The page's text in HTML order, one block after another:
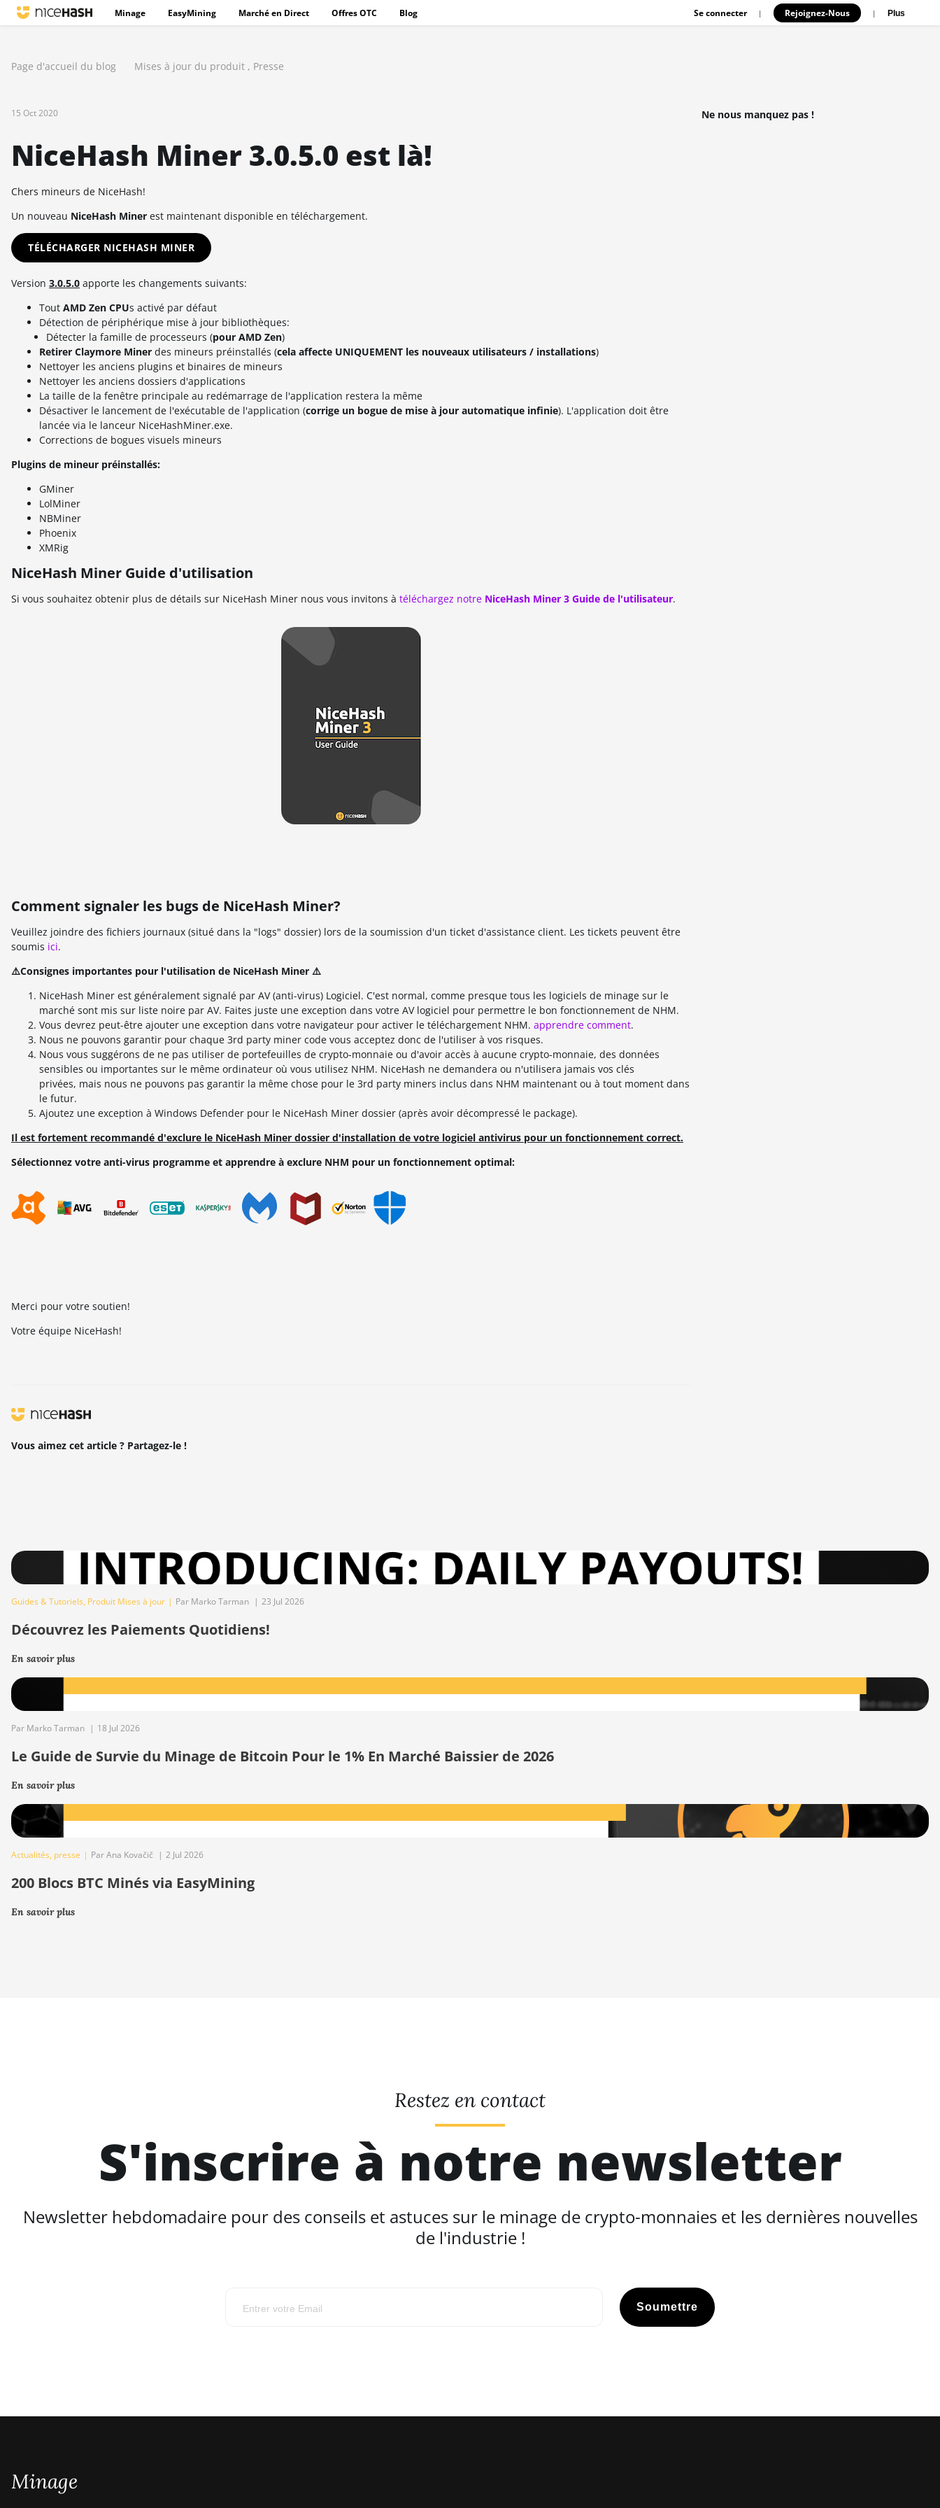
Minage EasyMining Marché en Direct Offres OTC Blog Se connecter | Rejoignez-Nous | Plus
Page d'accueil du blog Mises à jour du produit , Presse
15 Oct 2020
NiceHash Miner 3.0.5.0 est là!
Chers mineurs de NiceHash!
Un nouveau NiceHash Miner est maintenant disponible en téléchargement.
TÉLÉCHARGER NICEHASH MINER
Version 3.0.5.0 apporte les changements suivants:
Tout AMD Zen CPUs activé par défaut
Détection de périphérique mise à jour bibliothèques:
Détecter la famille de processeurs (pour AMD Zen)
Retirer Claymore Miner des mineurs préinstallés (cela affecte UNIQUEMENT les nouveaux utilisateurs / installations)
Nettoyer les anciens plugins et binaires de mineurs
Nettoyer les anciens dossiers d'applications
La taille de la fenêtre principale au redémarrage de l'application restera la même
Désactiver le lancement de l'exécutable de l'application (corrige un bogue de mise à jour automatique infinie). L'application doit être
lancée via le lanceur NiceHashMiner.exe.
Corrections de bogues visuels mineurs
Plugins de mineur préinstallés:
GMiner
LolMiner
NBMiner
Phoenix
XMRig
NiceHash Miner Guide d'utilisation
Si vous souhaitez obtenir plus de détails sur NiceHash Miner nous vous invitons à téléchargez notre NiceHash Miner 3 Guide de l'utilisateur.
Comment signaler les bugs de NiceHash Miner?
Veuillez joindre des fichiers journaux (situé dans la "logs" dossier) lors de la soumission d'un ticket d'assistance client. Les tickets peuvent être
soumis ici.
⚠️Consignes importantes pour l'utilisation de NiceHash Miner ⚠️
NiceHash Miner est généralement signalé par AV (anti-virus) Logiciel. C'est normal, comme presque tous les logiciels de minage sur le
marché sont mis sur liste noire par AV. Faites juste une exception dans votre AV logiciel pour permettre le bon fonctionnement de NHM.
Vous devrez peut-être ajouter une exception dans votre navigateur pour activer le téléchargement NHM. apprendre comment.
Nous ne pouvons garantir pour chaque 3rd party miner code vous acceptez donc de l'utiliser à vos risques.
Nous vous suggérons de ne pas utiliser de portefeuilles de crypto-monnaie ou d'avoir accès à aucune crypto-monnaie, des données
sensibles ou importantes sur le même ordinateur où vous utilisez NHM. NiceHash ne demandera ou n'utilisera jamais vos clés
privées, mais nous ne pouvons pas garantir la même chose pour le 3rd party miners inclus dans NHM maintenant ou à tout moment dans
le futur.
Ajoutez une exception à Windows Defender pour le NiceHash Miner dossier (après avoir décompressé le package).
Il est fortement recommandé d'exclure le NiceHash Miner dossier d'installation de votre logiciel antivirus pour un fonctionnement correct.
Sélectionnez votre anti-virus programme et apprendre à exclure NHM pour un fonctionnement optimal:
Merci pour votre soutien!
Votre équipe NiceHash!
Vous aimez cet article ? Partagez-le !
Ne nous manquez pas !
Guides & Tutoriels, Produit Mises à jour | Par Marko Tarman | 23 Jul 2026
Découvrez les Paiements Quotidiens!
En savoir plus
Par Marko Tarman | 18 Jul 2026
Le Guide de Survie du Minage de Bitcoin Pour le 1% En Marché Baissier de 2026
En savoir plus
Actualités, presse | Par Ana Kovačič | 2 Jul 2026
200 Blocs BTC Minés via EasyMining
En savoir plus
Restez en contact
S'inscrire à notre newsletter
Newsletter hebdomadaire pour des conseils et astuces sur le minage de crypto-monnaies et les dernières nouvelles
de l'industrie !
Soumettre
Minage